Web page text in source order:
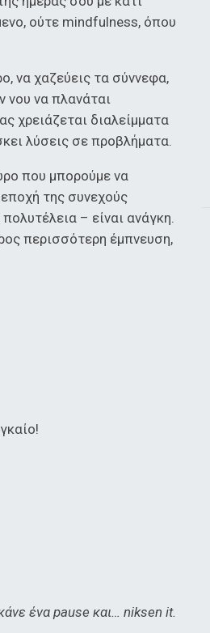
ούτε mindfulness, όπου
να χαζεύεις τα σύννεφα,
νου να πλανάται
χρειάζεται διαλείμματα
λύσεις σε προβλήματα.
που μπορούμε να
της συνεχούς
– είναι ανάγκη.
περισσότερη έμπνευση,
ένα pause και… niksen it.